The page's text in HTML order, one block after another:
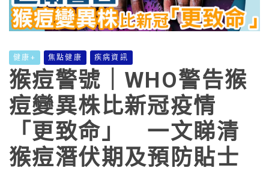
健康+ 焦點健康 疾病資訊
猴痘警號｜WHO警告猴
痘變異株比新冠疫情
「更致命」 一文睇清
猴痘潛伏期及預防貼士